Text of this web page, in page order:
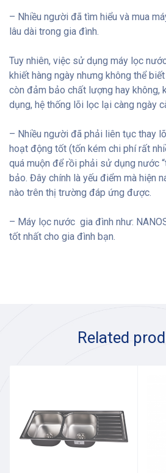
– Nhiều người đã tìm hiểu và mua
lâu dài trong gia đình.
Tuy nhiên, việc sử dụng máy lọc
khiết hàng ngày nhưng không thể
còn đảm bảo chất lượng hay không,
dụng, hệ thống lõi lọc lại càng ngày
– Nhiều người đã phải liên tục thay
hoạt động tốt (tốn kém chi phí rất
quá muộn để rồi phải sử dụng nước
bảo. Đây chính là yếu điểm mà hiện
nào trên thị trường đáp ứng được.
– Máy lọc nước gia đình như:
tốt nhất cho gia đình bạn.
Related